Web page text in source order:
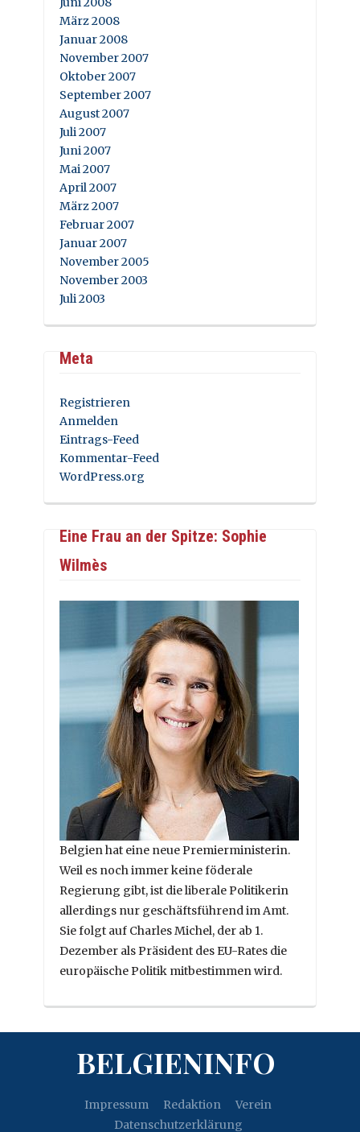
März 2008
Januar 2008
November 2007
Oktober 2007
September 2007
August 2007
Juli 2007
Juni 2007
Mai 2007
April 2007
März 2007
Februar 2007
Januar 2007
November 2005
November 2003
Juli 2003
Meta
Registrieren
Anmelden
Eintrags-Feed
Kommentar-Feed
WordPress.org
Eine Frau an der Spitze: Sophie
Wilmès
Belgien hat eine neue Premierministerin.
Weil es noch immer keine föderale
Regierung gibt, ist die liberale Politikerin
allerdings nur geschäftsführend im Amt.
Sie folgt auf Charles Michel, der ab 1.
Dezember als Präsident des EU-Rates die
europäische Politik mitbestimmen wird.
BELGIENINFO
Impressum Redaktion
Verein
Datenschutzerklärung